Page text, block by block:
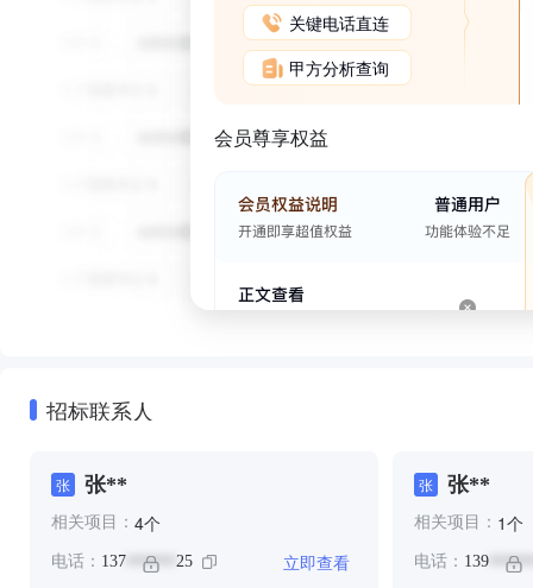
关键电话直连
甲方分析查询
会员尊享权益
招标联系人
张 张**
相关项目： 4个
电话： 137 ****** 25 立即查看
张 张**
相关项目： 1个
电话： 139